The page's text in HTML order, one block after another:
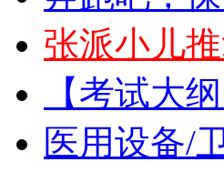
张派小儿
【考试大
医用设备/